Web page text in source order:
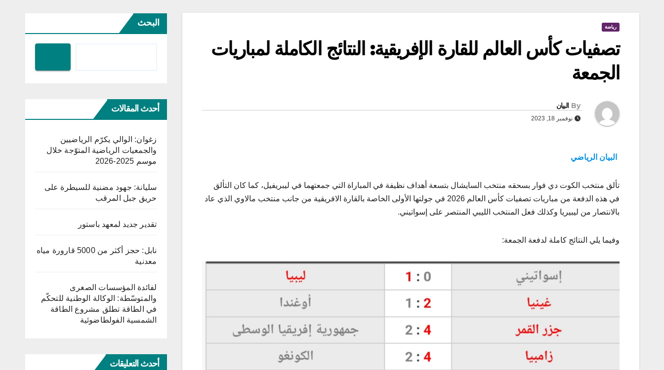
رياضة
تصفيات كأس العالم للقارة الإفريقية: النتائج الكاملة لمباريات
الجمعة
By البيان
نوفمبر 18, 2023
البيان الرياضي
تألق منتخب الكوت دي فوار بسحقه منتخب السايشال بتسعة أهداف نظيفة في المباراة التي جمعتهما في ليبريفيل، كما كان التألق
في هذه الدفعة من مباريات تصفيات كأس العالم 2026 في جولتها الأولى الخاصة بالقارة الافريقية من جانب منتخب مالاوي الذي عاد
بالانتصار من ليبيريا وكذلك فعل المنتخب الليبي المنتصر على إسواتيني.
وفيما يلي النتائج كاملة لدفعة الجمعة:
البحث
أحدث المقالات
زغوان: الوالي يكرّم الرياضيين
والجمعيات الرياضية المتوّجة خلال
موسم 2025-2026
سليانة: جهود مضنية للسيطرة على
حريق جبل المرقب
تقدير جديد لمعهد باستور
نابل: حجز أكثر من 5000 قارورة مياه
معدنية
لفائدة المؤسسات الصغرى
والمتوسّطة: الوكالة الوطنية للتحكّم
في الطاقة تطلق مشروع الطاقة
الشمسية الفولطاضوئية
أحدث التعليقات